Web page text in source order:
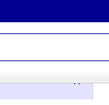
Tout déplier